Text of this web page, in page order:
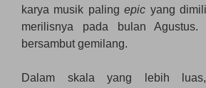
karya musik palingepic yang
merilisnya pada bulan Agustus.
bersambut gemilang.
Dalam skala yang lebih luas,